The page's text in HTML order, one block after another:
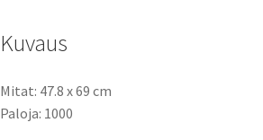
Kuvaus
Mitat: 47.8 x 69 cm
Paloja: 1000